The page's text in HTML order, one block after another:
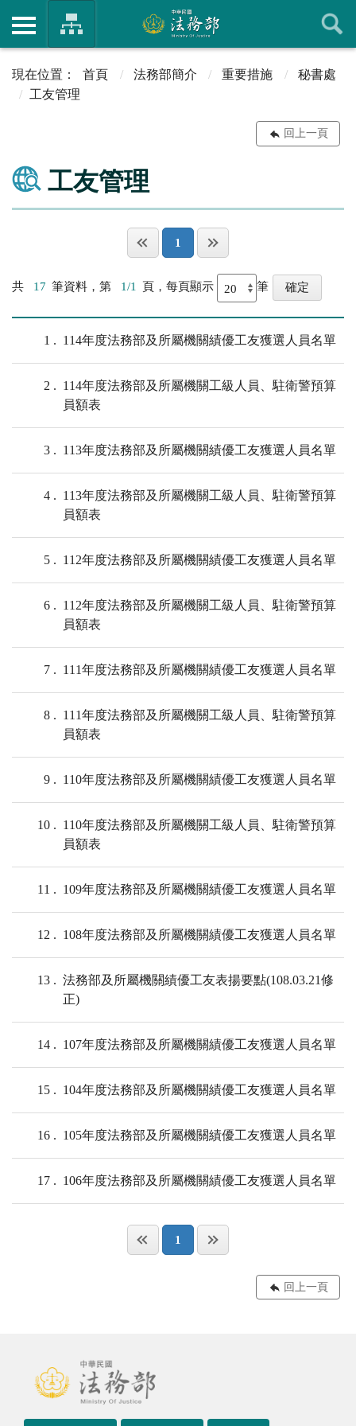
首頁 法務部簡介 重要措施
秘書處
工友管理
回上一頁
工友管理
1
共 17 筆資料，第 1/1 頁，每頁顯示 筆
1 114年度法務部及所屬機關績優工友獲選人員名單
2
114年度法務部及所屬機關工級人員、駐衛警預算
員額表
3 113年度法務部及所屬機關績優工友獲選人員名單
4
113年度法務部及所屬機關工級人員、駐衛警預算
員額表
5 112年度法務部及所屬機關績優工友獲選人員名單
6
112年度法務部及所屬機關工級人員、駐衛警預算
員額表
7 111年度法務部及所屬機關績優工友獲選人員名單
8
111年度法務部及所屬機關工級人員、駐衛警預算
員額表
9 110年度法務部及所屬機關績優工友獲選人員名單
10
110年度法務部及所屬機關工級人員、駐衛警預算
員額表
11 109年度法務部及所屬機關績優工友獲選人員名單
12 108年度法務部及所屬機關績優工友獲選人員名單
13
法務部及所屬機關績優工友表揚要點(108.03.21修
正)
14 107年度法務部及所屬機關績優工友獲選人員名單
15 104年度法務部及所屬機關績優工友獲選人員名單
16 105年度法務部及所屬機關績優工友獲選人員名單
17 106年度法務部及所屬機關績優工友獲選人員名單
1
回上一頁